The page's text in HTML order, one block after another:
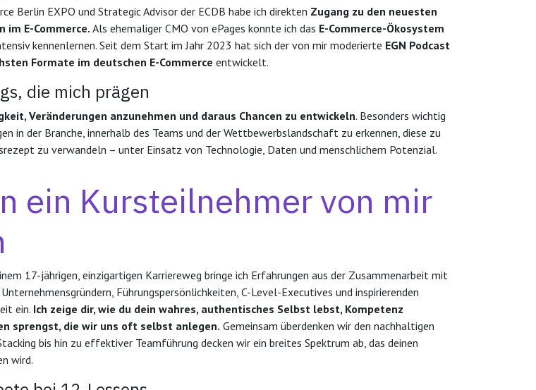
Berlin EXPO und Strategic Advisor der ECDB habe ich direkten Zugang zu den neuesten
im E-Commerce. Als ehemaliger CMO von ePages konnte ich das E-Commerce-Ökosystem
kennenlernen. Seit dem Start im Jahr 2023 hat sich der von mir moderierte EGN Podcast
Formate im deutschen E-Commerce entwickelt.
die mich prägen
Veränderungen anzunehmen und daraus Chancen zu entwickeln. Besonders wichtig
in der Branche, innerhalb des Teams und der Wettbewerbslandschaft zu erkennen, diese zu
zu verwandeln – unter Einsatz von Technologie, Daten und menschlichem Potenzial.
ein Kursteilnehmer von mir
17-jährigen, einzigartigen Karriereweg bringe ich Erfahrungen aus der Zusammenarbeit mit
Führungspersönlichkeiten, C-Level-Executives und inspirierenden
ein. Ich zeige dir, wie du dein wahres, authentisches Selbst lebst, Kompetenz
sprengst, die wir uns oft selbst anlegen. Gemeinsam überdenken wir den nachhaltigen
bis hin zu effektiver Teamführung decken wir ein breites Spektrum ab, das deinen
wird.